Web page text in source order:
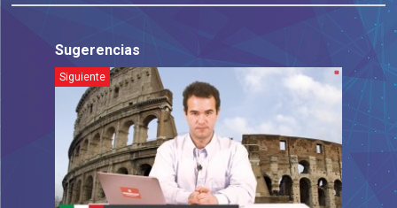
Sugerencias
Siguiente